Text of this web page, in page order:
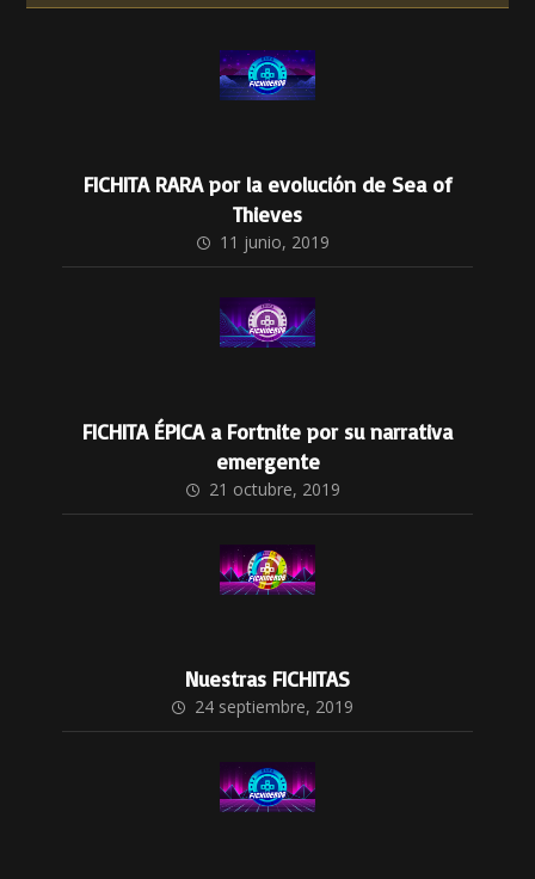
FICHITA RARA por la evolución de Sea of
Thieves
11 junio, 2019
FICHITA ÉPICA a Fortnite por su narrativa
emergente
21 octubre, 2019
Nuestras FICHITAS
24 septiembre, 2019